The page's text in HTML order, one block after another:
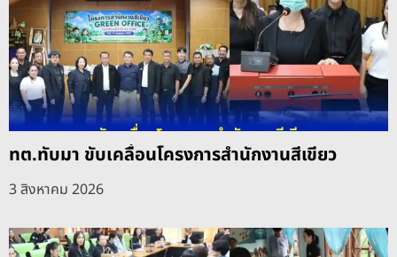
ทต.ทับมา ขับเคลื่อนโครงการสำนักงานสีเขียว
3 สิงหาคม 2026